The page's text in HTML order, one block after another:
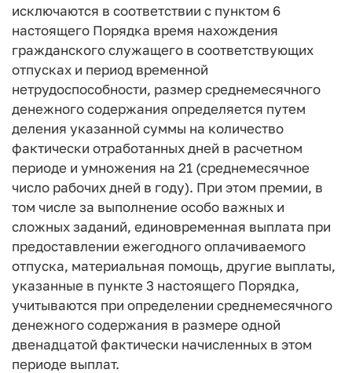
исключаются в соответствии с пунктом 6
настоящего Порядка время нахождения
гражданского служащего в соответствующих
отпусках и период временной
нетрудоспособности, размер среднемесячного
денежного содержания определяется путем
деления указанной суммы на количество
фактически отработанных дней в расчетном
периоде и умножения на 21 (среднемесячное
число рабочих дней в году). При этом премии, в
том числе за выполнение особо важных и
сложных заданий, единовременная выплата при
предоставлении ежегодного оплачиваемого
отпуска, материальная помощь, другие выплаты,
указанные в пункте 3 настоящего Порядка,
учитываются при определении среднемесячного
денежного содержания в размере одной
двенадцатой фактически начисленных в этом
периоде выплат.